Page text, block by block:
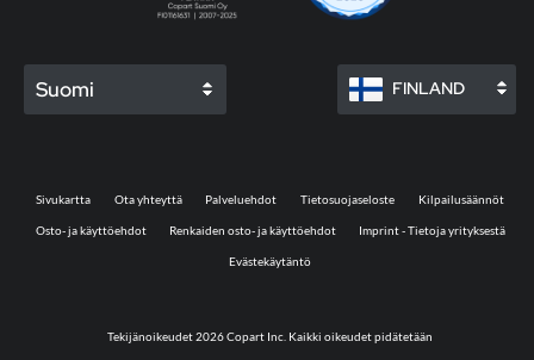
Suomi FINLAND
Tekijänoikeudet 2026 Copart Inc. Kaikki oikeudet pidätetään
Sivukartta Ota yhteyttä Palveluehdot Tietosuojaseloste Kilpailusäännöt
Osto- ja käyttöehdot Renkaiden osto- ja käyttöehdot Imprint - Tietoja yrityksestä
Evästekäytäntö